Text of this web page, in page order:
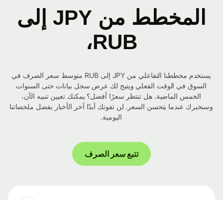
المخطط من JPY إلى
RUB،
يستخدم مخططنا التفاعلي من JPY إلى RUB متوسط ​​سعر الصرف في
السوق في الوقت الفعلي ويتيح لك عرض سجل بيانات حتى السنوات
الخمس الماضية. هل تنتظر سعرًا أفضل؟ يمكنك تعيين تنبيه الآن،
وسنخبرك عندما يتحسن السعر. لن تفوتك أبدًا آخر الأخبار بفضل ملخصاتنا
اليومية.
تتبع سعر الصرف